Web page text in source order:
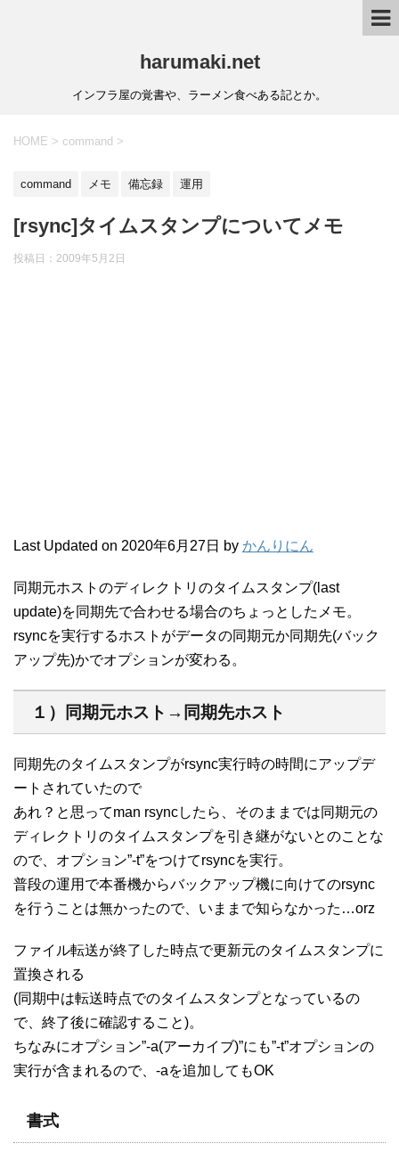
harumaki.net
インフラ屋の覚書や、ラーメン食べある記とか。
HOME > command >
command メモ 備忘録 運用
[rsync]タイムスタンプについてメモ
投稿日：2009年5月2日
Last Updated on 2020年6月27日 by かんりにん
同期元ホストのディレクトリのタイムスタンプ(last
update)を同期先で合わせる場合のちょっとしたメモ。
rsyncを実行するホストがデータの同期元か同期先(バック
アップ先)かでオプションが変わる。
１）同期元ホスト→同期先ホスト
同期先のタイムスタンプがrsync実行時の時間にアップデ
ートされていたので
あれ？と思ってman rsyncしたら、そのままでは同期元の
ディレクトリのタイムスタンプを引き継がないとのことな
ので、オプション”-t”をつけてrsyncを実行。
普段の運用で本番機からバックアップ機に向けてのrsync
を行うことは無かったので、いままで知らなかった…orz
ファイル転送が終了した時点で更新元のタイムスタンプに
置換される
(同期中は転送時点でのタイムスタンプとなっているの
で、終了後に確認すること)。
ちなみにオプション”-a(アーカイブ)”にも”-t”オプションの
実行が含まれるので、-aを追加してもOK
書式